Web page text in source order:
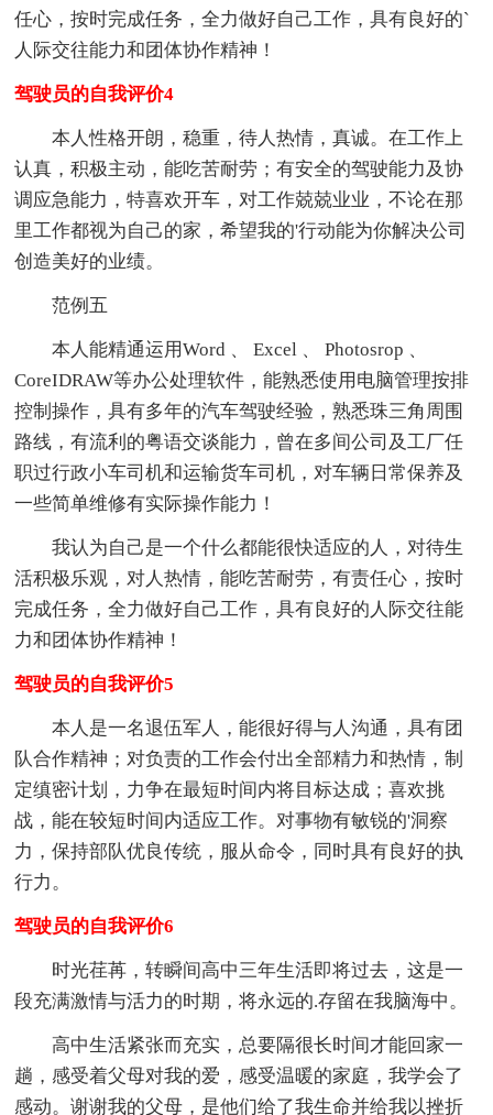
任心，按时完成任务，全力做好自己工作，具有良好的`
人际交往能力和团体协作精神！
驾驶员的自我评价4
本人性格开朗，稳重，待人热情，真诚。在工作上
认真，积极主动，能吃苦耐劳；有安全的驾驶能力及协
调应急能力，特喜欢开车，对工作兢兢业业，不论在那
里工作都视为自己的家，希望我的'行动能为你解决公司
创造美好的业绩。
范例五
本人能精通运用Word 、 Excel 、 Photosrop 、
CoreIDRAW等办公处理软件，能熟悉使用电脑管理按排
控制操作，具有多年的汽车驾驶经验，熟悉珠三角周围
路线，有流利的粤语交谈能力，曾在多间公司及工厂任
职过行政小车司机和运输货车司机，对车辆日常保养及
一些简单维修有实际操作能力！
我认为自己是一个什么都能很快适应的人，对待生
活积极乐观，对人热情，能吃苦耐劳，有责任心，按时
完成任务，全力做好自己工作，具有良好的人际交往能
力和团体协作精神！
驾驶员的自我评价5
本人是一名退伍军人，能很好得与人沟通，具有团
队合作精神；对负责的工作会付出全部精力和热情，制
定缜密计划，力争在最短时间内将目标达成；喜欢挑
战，能在较短时间内适应工作。对事物有敏锐的'洞察
力，保持部队优良传统，服从命令，同时具有良好的执
行力。
驾驶员的自我评价6
时光荏苒，转瞬间高中三年生活即将过去，这是一
段充满激情与活力的时期，将永远的.存留在我脑海中。
高中生活紧张而充实，总要隔很长时间才能回家一
趟，感受着父母对我的爱，感受温暖的家庭，我学会了
感动。谢谢我的父母，是他们给了我生命并给我以挫折